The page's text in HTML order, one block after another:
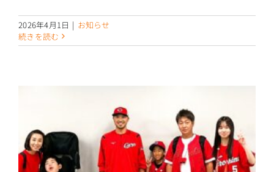
2026年4月1日 | お知らせ
続きを読む